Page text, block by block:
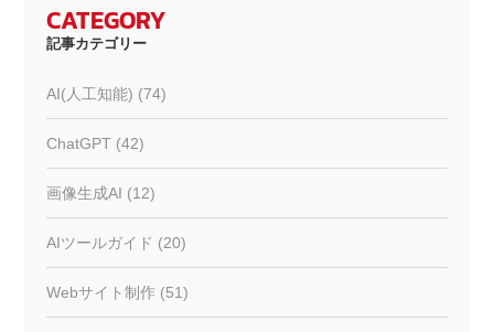
CATEGORY
記事カテゴリー
AI(人工知能) (74)
ChatGPT (42)
画像生成AI (12)
AIツールガイド (20)
Webサイト制作 (51)